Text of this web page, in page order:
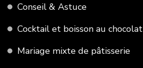
Conseil & Astuce
Cocktail et boisson au chocolat
Mariage mixte de pâtisserie